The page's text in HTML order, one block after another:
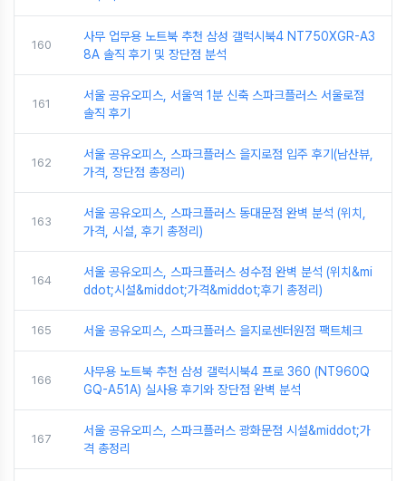
160
사무 업무용 노트북 추천 삼성 갤럭시북4 NT750XGR-A3
8A 솔직 후기 및 장단점 분석
161
서울 공유오피스, 서울역 1분 신축 스파크플러스 서울로점
솔직 후기
162
서울 공유오피스, 스파크플러스 을지로점 입주 후기(남산뷰,
가격, 장단점 총정리)
163
서울 공유오피스, 스파크플러스 동대문점 완벽 분석 (위치,
가격, 시설, 후기 총정리)
164
서울 공유오피스, 스파크플러스 성수점 완벽 분석 (위치&mi
ddot;시설&middot;가격&middot;후기 총정리)
165 서울 공유오피스, 스파크플러스 을지로센터원점 팩트체크
166
사무용 노트북 추천 삼성 갤럭시북4 프로 360 (NT960Q
GQ-A51A) 실사용 후기와 장단점 완벽 분석
167
서울 공유오피스, 스파크플러스 광화문점 시설&middot;가
격 총정리